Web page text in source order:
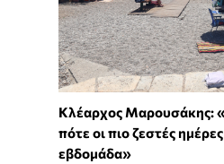
Κλέαρχος Μαρουσάκης:
πότε οι πιο ζεστές
εβδομάδα»